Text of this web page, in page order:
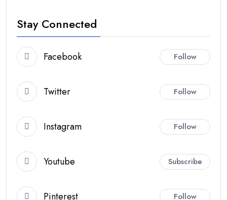
Stay Connected
Facebook Follow
Twitter Follow
Instagram Follow
Youtube Subscribe
Pinterest Follow